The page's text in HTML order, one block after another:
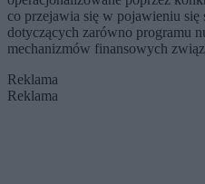
co przejawia się w pojawieniu się
dotyczących zarówno programu
mechanizmów finansowych
Reklama
Reklama